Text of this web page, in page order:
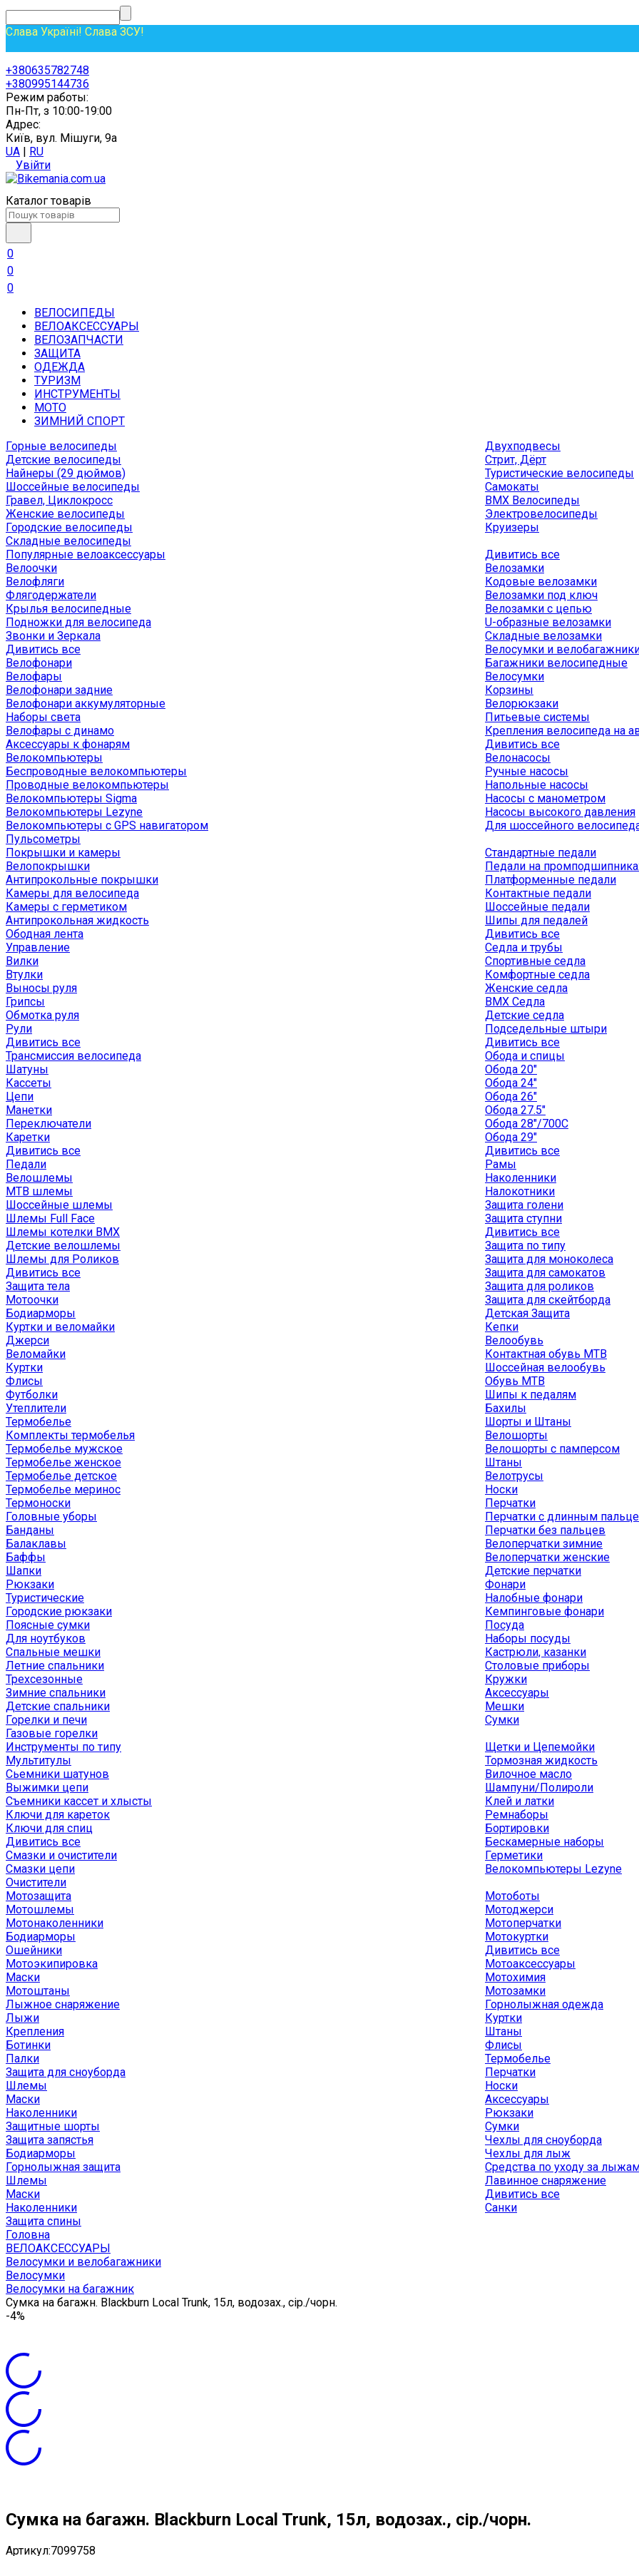
Слава Україні! Слава ЗСУ!
+380635782748
+380995144736
Режим работы:
Пн-Пт, з 10:00-19:00
Адрес:
Київ, вул. Мішуги, 9а
UA | RU
Увійти
Каталог товарів
0
0
0
ВЕЛОСИПЕДЫ
ВЕЛОАКСЕССУАРЫ
ВЕЛОЗАПЧАСТИ
ЗАЩИТА
ОДЕЖДА
ТУРИЗМ
ИНСТРУМЕНТЫ
МОТО
ЗИМНИЙ СПОРТ
Горные велосипеды
Детские велосипеды
Найнеры (29 дюймов)
Шоссейные велосипеды
Гравел, Циклокросс
Женские велосипеды
Городcкие велосипеды
Складные велосипеды
Двухподвесы
Стрит, Дёрт
Туристические велосипеды
Самокаты
BMX Велосипеды
Электровелосипеды
Круизеры
Популярные велоаксессуары
Велоочки
Велофляги
Флягодержатели
Крылья велосипедные
Подножки для велосипеда
Звонки и Зеркала
Дивитись все
Велофонари
Велофары
Велофонари задние
Велофонари аккумуляторные
Наборы света
Велофары с динамо
Аксессуары к фонарям
Велокомпьютеры
Беспроводные велокомпьютеры
Проводные велокомпьютеры
Велокомпьютеры Sigma
Велокомпьютеры Lezyne
Велокомпьютеры с GPS навигатором
Пульсометры
Дивитись все
Велозамки
Кодовые велозамки
Велозамки под ключ
Велозамки с цепью
U-образные велозамки
Складные велозамки
Велосумки и
Багажники велосипедные
Велосумки
Корзины
Велорюкзаки
Питьевые системы
Крепления велосипеда на
Дивитись все
Велонасосы
Ручные насосы
Напольные насосы
Насосы с манометром
Насосы высокого давления
Для шоссейного
Покрышки и камеры
Велопокрышки
Антипрокольные покрышки
Камеры для велосипеда
Камеры с герметиком
Антипрокольная жидкость
Ободная лента
Управление
Вилки
Втулки
Выносы руля
Грипсы
Обмотка руля
Рули
Дивитись все
Трансмиссия велосипеда
Шатуны
Кассеты
Цепи
Манетки
Переключатели
Каретки
Дивитись все
Педали
Стандартные педали
Педали на
Платформенные педали
Контактные педали
Шоссейные педали
Шипы для педалей
Дивитись все
Седла и трубы
Спортивные седла
Комфортные седла
Женские седла
BMX Седла
Детские седла
Подседельные штыри
Дивитись все
Обода и спицы
Обода 20"
Обода 24"
Обода 26"
Обода 27.5"
Обода 28"/700C
Обода 29"
Дивитись все
Рамы
Велошлемы
MTB шлемы
Шоссейные шлемы
Шлемы Full Face
Шлемы котелки BMX
Детские велошлемы
Шлемы для Роликов
Дивитись все
Защита тела
Мотоочки
Бодиарморы
Наколенники
Налокотники
Защита голени
Защита ступни
Дивитись все
Защита по типу
Защита для моноколеса
Защита для самокатов
Защита для роликов
Защита для скейтборда
Детская Защита
Куртки и веломайки
Джерси
Веломайки
Куртки
Флисы
Футболки
Утеплители
Термобелье
Комплекты термобелья
Термобелье мужское
Термобелье женское
Термобелье детское
Термобелье меринос
Термоноски
Головные уборы
Банданы
Балаклавы
Баффы
Шапки
Кепки
Велообувь
Контактная обувь MTB
Шоссейная велообувь
Обувь MTB
Шипы к педалям
Бахилы
Шорты и Штаны
Велошорты
Велошорты с памперсом
Штаны
Велотрусы
Носки
Перчатки
Перчатки с длинным
Перчатки без пальцев
Велоперчатки зимние
Велоперчатки женские
Детские перчатки
Рюкзаки
Туристические
Городские рюкзаки
Поясные сумки
Для ноутбуков
Спальные мешки
Летние спальники
Трехсезонные
Зимние спальники
Детские спальники
Горелки и печи
Газовые горелки
Фонари
Налобные фонари
Кемпинговые фонари
Посуда
Наборы посуды
Кастрюли, казанки
Столовые приборы
Кружки
Аксессуары
Мешки
Сумки
Инструменты по типу
Мультитулы
Сьемники шатунов
Выжимки цепи
Съемники кассет и хлысты
Ключи для кареток
Ключи для спиц
Дивитись все
Смазки и очистители
Смазки цепи
Очистители
Щетки и Цепемойки
Тормозная жидкость
Вилочное масло
Шампуни/Полироли
Клей и латки
Ремнаборы
Бортировки
Бескамерные наборы
Герметики
Велокомпьютеры Lezyne
Мотозащита
Мотошлемы
Мотонаколенники
Бодиарморы
Ошейники
Мотоэкипировка
Маски
Мотоштаны
Мотоботы
Мотоджерси
Мотоперчатки
Мотокуртки
Дивитись все
Мотоаксессуары
Мотохимия
Мотозамки
Лыжное снаряжение
Лыжи
Крепления
Ботинки
Палки
Защита для сноуборда
Шлемы
Маски
Наколенники
Защитные шорты
Защита запястья
Бодиарморы
Горнолыжная защита
Шлемы
Маски
Наколенники
Защита спины
Горнолыжная одежда
Куртки
Штаны
Флисы
Термобелье
Перчатки
Носки
Аксессуары
Рюкзаки
Сумки
Чехлы для сноуборда
Чехлы для лыж
Средства по уходу за
Лавинное снаряжение
Дивитись все
Санки
Головна
ВЕЛОАКСЕССУАРЫ
Велосумки и велобагажники
Велосумки
Велосумки на багажник
Сумка на багажн. Blackburn Local Trunk, 15л, водозах., сір./чорн.
-4%
Сумка на багажн. Blackburn Local Trunk, 15л, водозах., сір./чорн.
Артикул:7099758